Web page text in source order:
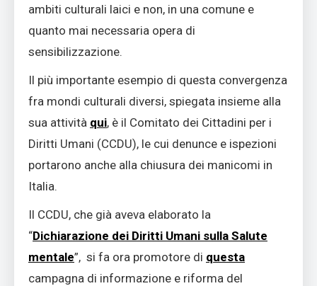
ambiti culturali laici e non, in una comune e
quanto mai necessaria opera di
sensibilizzazione.
Il più importante esempio di questa convergenza
fra mondi culturali diversi, spiegata insieme alla
sua attività qui, è il Comitato dei Cittadini per i
Diritti Umani (CCDU), le cui denunce e ispezioni
portarono anche alla chiusura dei manicomi in
Italia.
Il CCDU, che già aveva elaborato la
“Dichiarazione dei Diritti Umani sulla Salute
mentale”, si fa ora promotore di questa
campagna di informazione e riforma del